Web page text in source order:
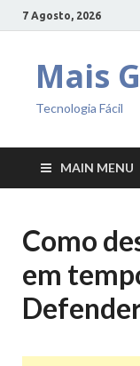
7 Agosto, 2026
Mais
Tecnologia Fácil
MAIN MENU
Como
em